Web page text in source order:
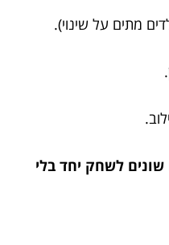
מתים על שינוי).
שונים לשחק יחד בלי